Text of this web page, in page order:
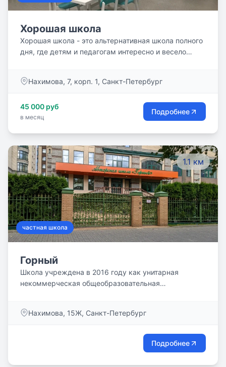
Хорошая школа
Хорошая школа - это альтернативная школа полного
дня, где детям и педагогам интересно и весело
и интересно
Нахимова, 7, корп. 1, Санкт-Петербург
45 000 руб
в месяц
Подробнее
1.1 км
частная школа
Горный
Школа учреждена в 2016 году как унитарная
некоммерческая общеобразовательная
стандартов. В основу построения учебно-
гуманизации. Целью является всестороннее
развитие и становление личности ребёнка, его
Нахимова, 15Ж, Санкт-Петербург
Подробнее